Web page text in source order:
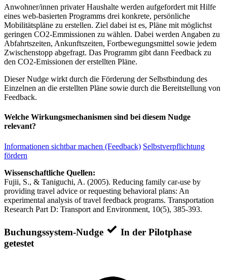
Anwohner/innen privater Haushalte werden aufgefordert mit Hilfe
eines web-basierten Programms drei konkrete, persönliche
Mobilitätspläne zu erstellen. Ziel dabei ist es, Pläne mit möglichst
geringen CO2-Emmissionen zu wählen. Dabei werden Angaben zu
Abfahrtszeiten, Ankunftszeiten, Fortbewegungsmittel sowie jedem
Zwischenstopp abgefragt. Das Programm gibt dann Feedback zu
den CO2-Emissionen der erstellten Pläne.
Dieser Nudge wirkt durch die Förderung der Selbstbindung des
Einzelnen an die erstellten Pläne sowie durch die Bereitstellung von
Feedback.
Welche Wirkungsmechanismen sind bei diesem Nudge
relevant?
Informationen sichtbar machen (Feedback) Selbstverpflichtung
fördern
Wissenschaftliche Quellen:
Fujii, S., & Taniguchi, A. (2005). Reducing family car-use by
providing travel advice or requesting behavioral plans: An
experimental analysis of travel feedback programs. Transportation
Research Part D: Transport and Environment, 10(5), 385-393.
Buchungssystem-Nudge
In der Pilotphase
getestet